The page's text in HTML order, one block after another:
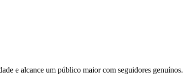
e alcance um público maior com seguidores genuínos.